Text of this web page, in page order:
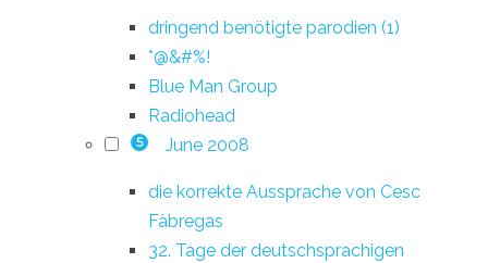
dringend benötigte parodien (1)
*@&#%!
Blue Man Group
Radiohead
5 June 2008
die korrekte Aussprache von Cesc
Fàbregas
32. Tage der deutschsprachigen